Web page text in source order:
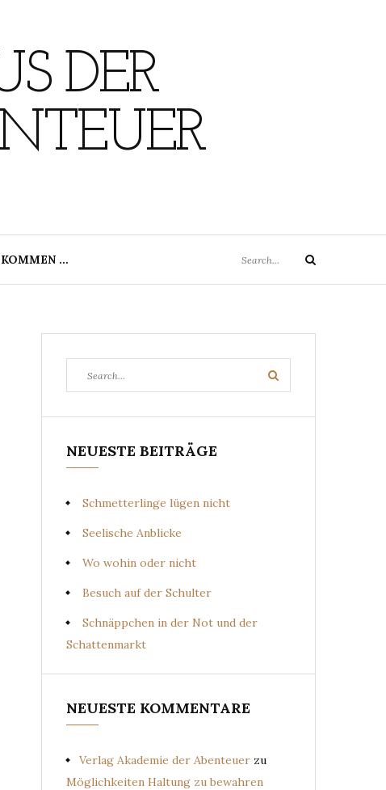
DER
…
for:
Search
for:
Search
NEUESTE BEITRÄGE
Schmetterlinge lügen nicht
Seelische Anblicke
Wo wohin oder nicht
Besuch auf der Schulter
Schnäppchen in der Not und der
Schattenmarkt
NEUESTE KOMMENTARE
Verlag Akademie der Abenteuer zu
Möglichkeiten Haltung zu bewahren